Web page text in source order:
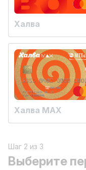
Халва
Халва MAX
Шаг 2 из 3
Выберите